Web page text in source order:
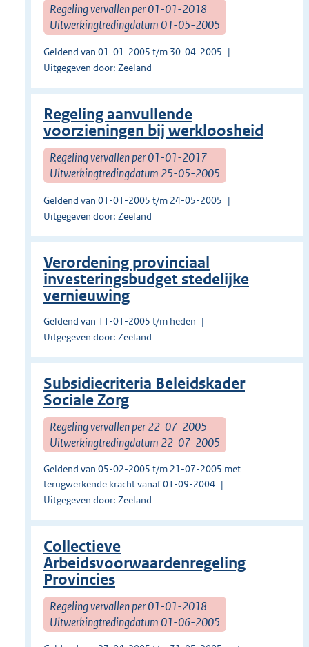
Regeling vervallen per 01-01-2018
Uitwerkingtredingdatum 01-05-2005
Geldend van 01-01-2005 t/m 30-04-2005
Uitgegeven door: Zeeland
Regeling aanvullende
voorzieningen bij werkloosheid
Regeling vervallen per 01-01-2017
Uitwerkingtredingdatum 25-05-2005
Geldend van 01-01-2005 t/m 24-05-2005
Uitgegeven door: Zeeland
Verordening provinciaal
investeringsbudget stedelijke
vernieuwing
Geldend van 11-01-2005 t/m heden
Uitgegeven door: Zeeland
Subsidiecriteria Beleidskader
Sociale Zorg
Regeling vervallen per 22-07-2005
Uitwerkingtredingdatum 22-07-2005
Geldend van 05-02-2005 t/m 21-07-2005 met
terugwerkende kracht vanaf 01-09-2004
Uitgegeven door: Zeeland
Collectieve
Arbeidsvoorwaardenregeling
Provincies
Regeling vervallen per 01-01-2018
Uitwerkingtredingdatum 01-06-2005